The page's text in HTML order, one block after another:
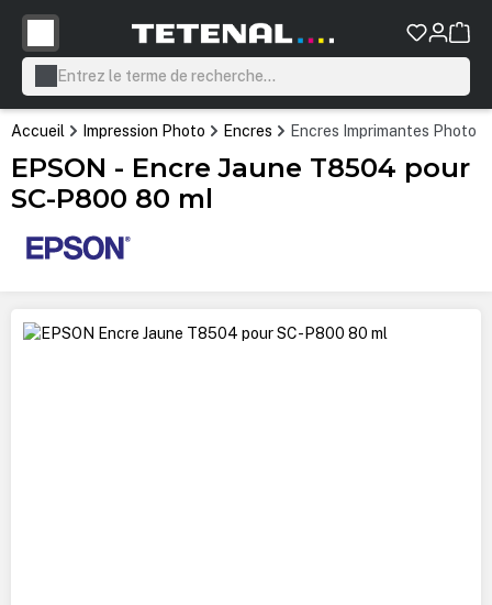
principal
Accueil Impression Photo Encres Encres Imprimantes Photo
EPSON - Encre Jaune T8504 pour
SC-P800 80 ml
Ignorer la galerie d'images